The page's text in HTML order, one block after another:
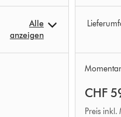
Alle
anzeigen
CHF
Preis inkl.